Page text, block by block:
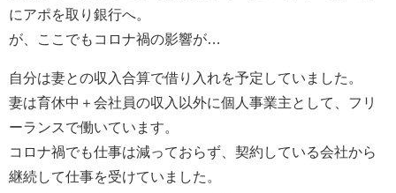
にアポを取り銀行へ。
が、ここでもコロナ禍の影響が…
自分は妻との収入合算で借り入れを予定していました。
妻は育休中＋会社員の収入以外に個人事業主として、フリ
ーランスで働いています。
コロナ禍でも仕事は減っておらず、契約している会社から
継続して仕事を受けていました。